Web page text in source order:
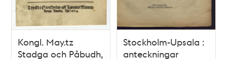
Kongl. May.tz
Stadga och Påbudh,
Stockholm-Upsala :
anteckningar